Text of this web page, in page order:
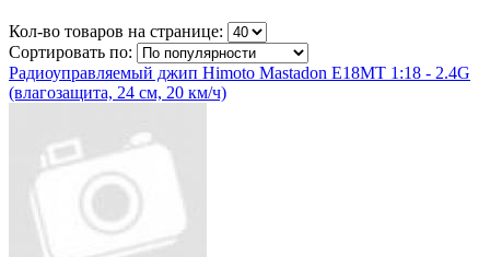
Кол-во товаров на странице:
Сортировать по:
Радиоуправляемый джип Himoto Mastadon E18MT 1:18 - 2.4G
(влагозащита, 24 см, 20 км/ч)